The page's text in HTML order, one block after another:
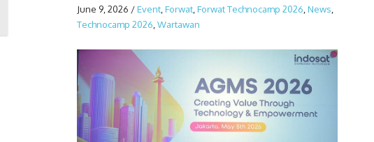
June 9, 2026 /Event,Forwat,Forwat Technocamp 2026,News,
Technocamp 2026,Wartawan